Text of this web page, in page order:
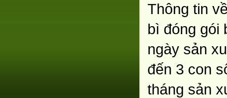
Thông tin
bì đóng gói
ngày sản
đến 3 con
tháng sản